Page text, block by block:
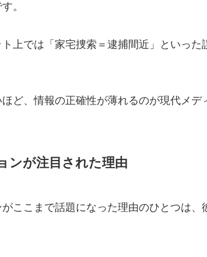
。
上では「家宅捜索＝逮捕間近」といった
ど、情報の正確性が薄れるのが現代メデ
ンが注目された理由
ここまで話題になった理由のひとつは、